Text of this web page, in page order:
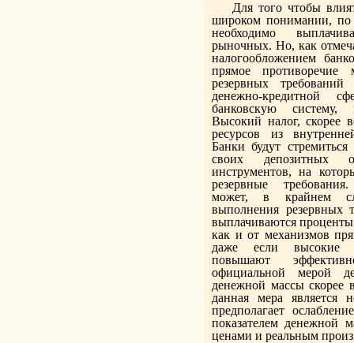
Для того чтобы
широком понимании, по
необходимо
рыночных. Но, как
налогообложением
прямое противоречие
резервных
денежно-кредитной
банковскую
Высокий налог, скорее
ресурсов из
Банки будут
своих депозитных
инструментов, на
резервные
может, в крайнем
выполнения резервных
выплачиваются
как и от механизмов
даже если высокие
повышают
официальной мерой
денежной массы скорее
данная мера является
предполагает
показателем денежной
ценами и реальным